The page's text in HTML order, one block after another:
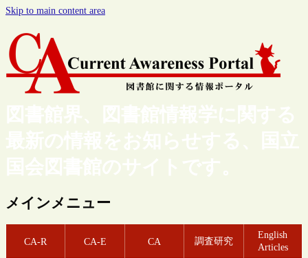
Skip to main content area
図書館界、図書館情報学に関する
最新の情報をお知らせする、国立
国会図書館のサイトです。
メインメニュー
CA-R CA-E CA 調査研究
English
Articles